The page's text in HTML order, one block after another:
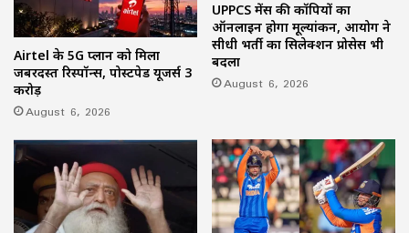
Airtel के 5G प्लान को मिला
जबरदस्त रिस्पॉन्स, पोस्टपेड यूजर्स 3
करोड़
August 6, 2026
UPPCS मेंस की कॉपियों का
ऑनलाइन होगा मूल्यांकन, आयोग ने
सीधी भर्ती का सिलेक्शन प्रोसेस भी
बदला
August 6, 2026